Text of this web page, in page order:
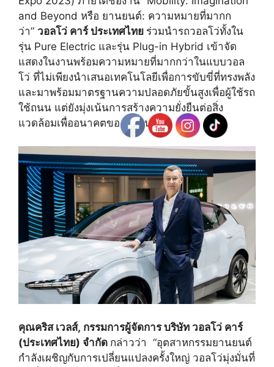
and Beyond หรือ ยานยนต์: ความหมายที่มากก
ว่า” วอลโว่ คาร์ ประเทศไทย ร่วมนำรถวอลโว่ทั้งใน
รุ่น Pure Electric และรุ่น Plug-in Hybrid เข้าจัด
แสดงในงานพร้อมความหมายที่มากกว่าในแบบวอล
โว่ ที่ไม่เพียงนำเสนอเทคโนโลยีเพื่อการขับขี่ที่ทรงพลัง
และมาพร้อมมาตรฐานความปลอดภัยขั้นสูงเพื่อผู้ใช้รถ
ใช้ถนน แต่ยังมุ่งเน้นการสร้างความยั่งยืนต่อสิ่ง
แวดล้อมเพื่ออนาคตของทุกคน
คุณคริส เวลส์, กรรมการผู้จัดการ บริษัท วอลโว่ คาร์
(ประเทศไทย) จำกัด กล่าวว่า “อุตสาหกรรมยานยนต์
กำลังเผชิญกับการเปลี่ยนแปลงครั้งใหญ่ วอลโว่มุ่งมั่นที่